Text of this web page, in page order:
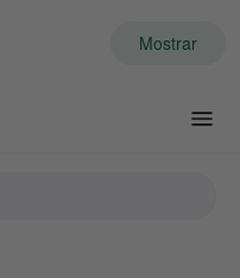
Mostrar